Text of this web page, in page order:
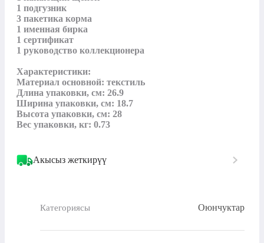
1 подгузник
3 пакетика корма
1 именная бирка
1 сертификат
1 руководство коллекционера
Характеристики:
Материал основной: текстиль
Длина упаковки, см: 26.9
Ширина упаковки, см: 18.7
Высота упаковки, см: 28
Вес упаковки, кг: 0.73
Акысыз жеткирүү
Категориясы Оюнчуктар